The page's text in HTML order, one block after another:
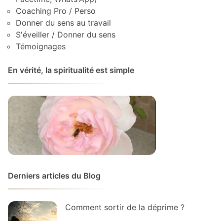
Coaching Pro / Perso
Donner du sens au travail
S'éveiller / Donner du sens
Témoignages
En vérité, la spiritualité est simple
Derniers articles du Blog
Comment sortir de la déprime ?